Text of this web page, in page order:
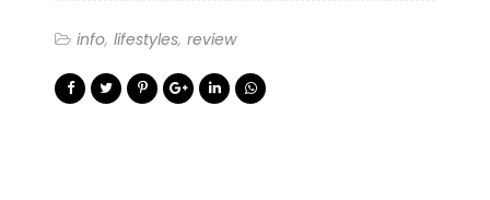
info lifestyles review